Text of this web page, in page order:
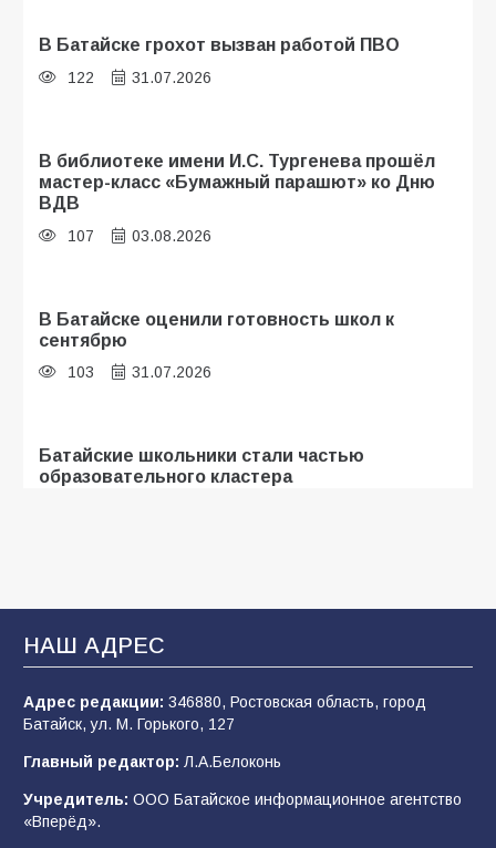
В Батайске грохот вызван работой ПВО
122 31.07.2026
В библиотеке имени И.С. Тургенева прошёл
мастер-класс «Бумажный парашют» ко Дню
ВДВ
107 03.08.2026
В Батайске оценили готовность школ к
сентябрю
103 31.07.2026
Батайские школьники стали частью
образовательного кластера
деле происходит в армии России в августе
2026 года
96 03.08.2026
В Батайске продолжаются дорожные работы
НАШ АДРЕС
Адрес редакции: 346880, Ростовская область, город
Батайск, ул. М. Горького, 127
Главный редактор: Л.А.Белоконь
Учредитель: ООО Батайское информационное агентство
«Вперёд».